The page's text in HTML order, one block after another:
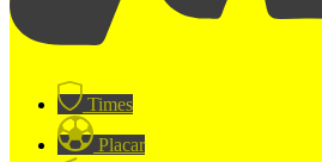
Times
Placar